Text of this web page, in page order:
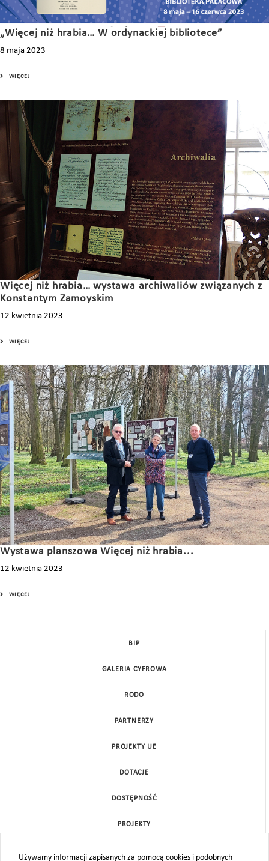
„Więcej niż hrabia… W ordynackiej bibliotece”
8 maja 2023
WIĘCEJ
Więcej niż hrabia… wystawa archiwaliów związanych z
Konstantym Zamoyskim
12 kwietnia 2023
WIĘCEJ
Wystawa planszowa Więcej niż hrabia...
12 kwietnia 2023
WIĘCEJ
Używamy informacji zapisanych za pomocą cookies i podobnych
BIP
GALERIA CYFROWA
RODO
PARTNERZY
PROJEKTY UE
DOTACJE
DOSTĘPNOŚĆ
PROJEKTY